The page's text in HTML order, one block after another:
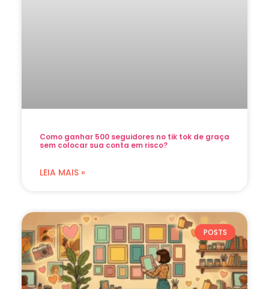
Como ganhar 500 seguidores no tik tok de graça
sem colocar sua conta em risco?
LEIA MAIS »
POSTS